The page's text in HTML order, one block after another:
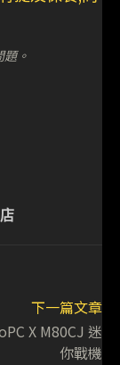
。
下一篇文章
X M80CJ 迷
你戰機